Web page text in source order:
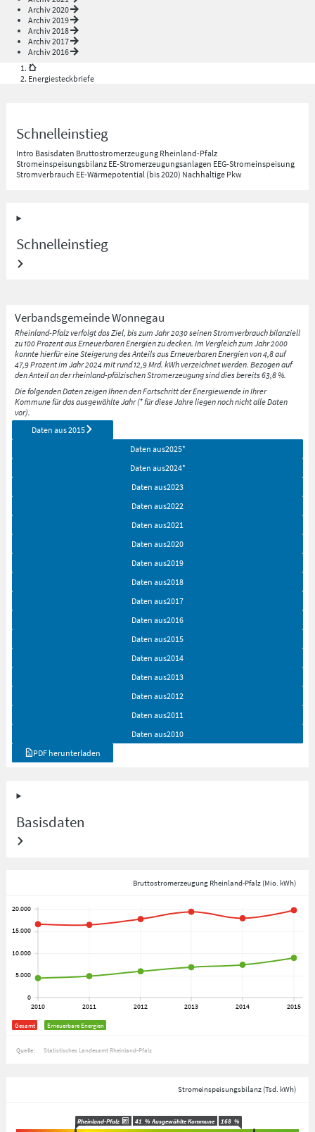
Archiv 2020
Archiv 2019
Archiv 2018
Archiv 2017
Archiv 2016
Energiesteckbriefe
Schnelleinstieg
Intro Basisdaten Bruttostromerzeugung Rheinland-Pfalz
Stromeinspeisungsbilanz EE-Stromerzeugungsanlagen EEG-Stromeinspeisung
Stromverbrauch EE-Wärmepotential (bis 2020) Nachhaltige Pkw
Schnelleinstieg
VerbandsgemeindeWonnegau
Rheinland-Pfalz verfolgt das Ziel, bis zum Jahr 2030 seinen Stromverbrauch bilanziell
zu 100 Prozent aus Erneuerbaren Energien zu decken. Im Vergleich zum Jahr 2000
konnte hierfür eine Steigerung des Anteils aus Erneuerbaren Energien von 4,8 auf
47,9 Prozent im Jahr 2024 mit rund 12,9 Mrd. kWh verzeichnet werden. Bezogen auf
den Anteil an der rheinland-pfälzischen Stromerzeugung sind dies bereits 63,8 %.
Die folgenden Daten zeigen Ihnen den Fortschritt der Energiewende in Ihrer
Kommune für das ausgewählte Jahr (* für diese Jahre liegen noch nicht alle Daten
vor).
Daten aus2015
Daten aus2025*
Daten aus2024*
Daten aus2023
Daten aus2022
Daten aus2021
Daten aus2020
Daten aus2019
Daten aus2018
Daten aus2017
Daten aus2016
Daten aus2015
Daten aus2014
Daten aus2013
Daten aus2012
Daten aus2011
Daten aus2010
PDF herunterladen
Basisdaten
Bruttostromerzeugung Rheinland-Pfalz (Mio. kWh)
Gesamt Erneuerbare Energien
Quelle: Statistisches Landesamt Rheinland-Pfalz
Stromeinspeisungsbilanz (Tsd. kWh)
Ausgewählte Kommune 168 %
Rheinland-Pfalz 41 %